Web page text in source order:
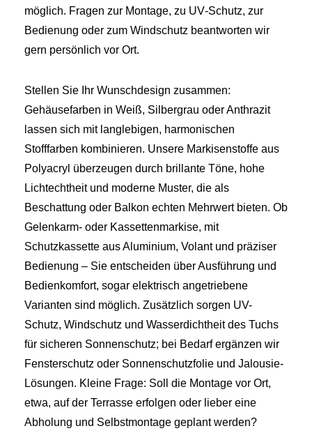
möglich. Fragen zur Montage, zu UV‑Schutz, zur
Bedienung oder zum Windschutz beantworten wir
gern persönlich vor Ort.
Stellen Sie Ihr Wunschdesign zusammen:
Gehäusefarben in Weiß, Silbergrau oder Anthrazit
lassen sich mit langlebigen, harmonischen
Stofffarben kombinieren. Unsere Markisenstoffe aus
Polyacryl überzeugen durch brillante Töne, hohe
Lichtechtheit und moderne Muster, die als
Beschattung oder Balkon echten Mehrwert bieten. Ob
Gelenkarm- oder Kassettenmarkise, mit
Schutzkassette aus Aluminium, Volant und präziser
Bedienung – Sie entscheiden über Ausführung und
Bedienkomfort, sogar elektrisch angetriebene
Varianten sind möglich. Zusätzlich sorgen UV-
Schutz, Windschutz und Wasserdichtheit des Tuchs
für sicheren Sonnenschutz; bei Bedarf ergänzen wir
Fensterschutz oder Sonnenschutzfolie und Jalousie-
Lösungen. Kleine Frage: Soll die Montage vor Ort,
etwa, auf der Terrasse erfolgen oder lieber eine
Abholung und Selbstmontage geplant werden?